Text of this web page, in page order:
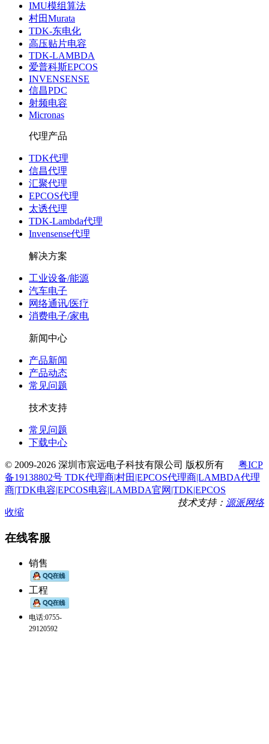
IMU模组算法
村田Murata
TDK-东电化
高压贴片电容
TDK-LAMBDA
爱普科斯EPCOS
INVENSENSE
信昌PDC
射频电容
Micronas
代理产品
TDK代理
信昌代理
汇聚代理
EPCOS代理
太诱代理
TDK-Lambda代理
Invensense代理
解决方案
工业设备/能源
汽车电子
网络通讯/医疗
消费电子/家电
新闻中心
产品新闻
产品动态
常见问题
技术支持
常见问题
下载中心
© 2009-2026 深圳市宸远电子科技有限公司 版权所有 粤ICP
备19138802号 TDK代理商|村田|EPCOS代理商|LAMBDA代理
商|TDK电容|EPCOS电容|LAMBDA官网|TDK|EPCOS
技术支持： 源派网络
收缩
在线客服
销售
工程
电话:0755-
29120592